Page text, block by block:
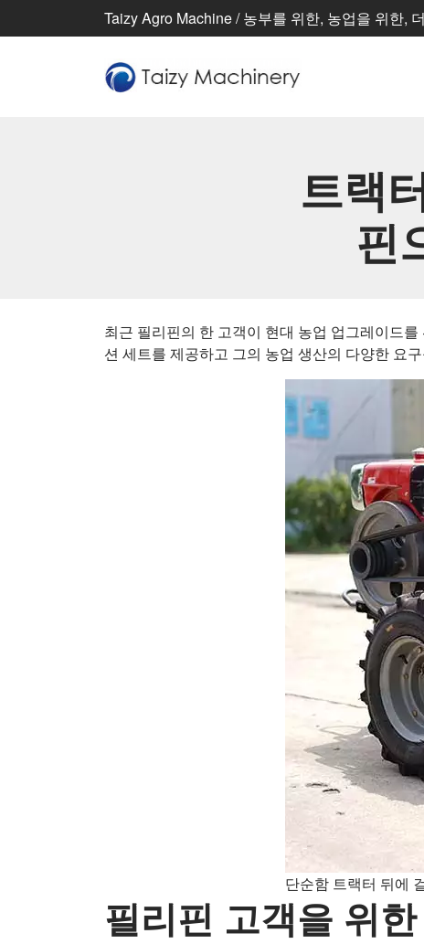
Taizy Agro Machine / 농부를 위한, 농업을 위한,
트랙
핀
최근 필리핀의 한 고객이 현대 농업 업그레이드
션 세트를 제공하고 그의 농업 생산의 다양한 요
단순함 트랙터 뒤에
필리핀 고객을 위